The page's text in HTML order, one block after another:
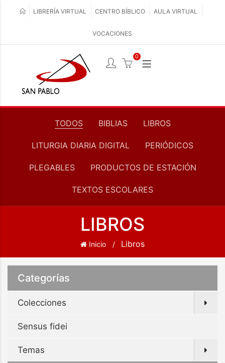
LIBRERÍA VIRTUAL CENTRO BÍBLICO AULA VIRTUAL
VOCACIONES
0
TODOS BIBLIAS LIBROS
LITURGIA DIARIA DIGITAL PERIÓDICOS
PLEGABLES PRODUCTOS DE ESTACIÓN
TEXTOS ESCOLARES
LIBROS
Inicio Libros
Categorías
Colecciones
Sensus fidei
Temas